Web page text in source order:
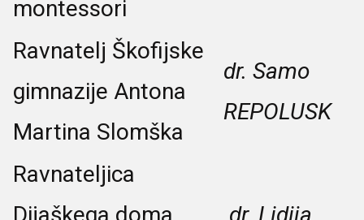
montessori
Ravnatelj Škofijske
gimnazije Antona
Martina Slomška
dr. Samo
REPOLUSK
Ravnateljica